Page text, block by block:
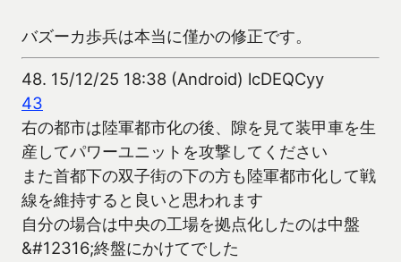
バズーカ歩兵は本当に僅かの修正です。
48. 15/12/25 18:38 (Android) lcDEQCyy
43
右の都市は陸軍都市化の後、隙を見て装甲車を生
産してパワーユニットを攻撃してください
また首都下の双子街の下の方も陸軍都市化して戦
線を維持すると良いと思われます
自分の場合は中央の工場を拠点化したのは中盤
&#12316;終盤にかけてでした